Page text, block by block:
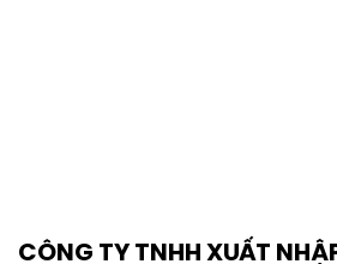
CÔNG TY TNHH XUẤT